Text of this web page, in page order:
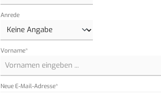
Anrede
Vorname*
Neue E-Mail-Adresse*